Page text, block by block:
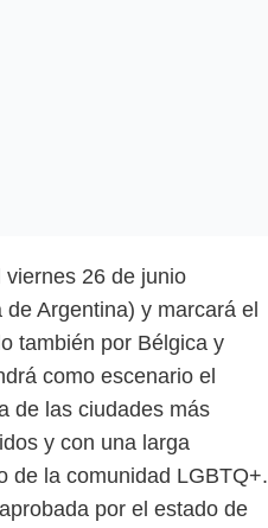
26 de junio
Argentina) y marcará el
también por Bélgica y
como escenario el
de las ciudades más
y con una larga
de la comunidad LGBTQ+.
por el estado de